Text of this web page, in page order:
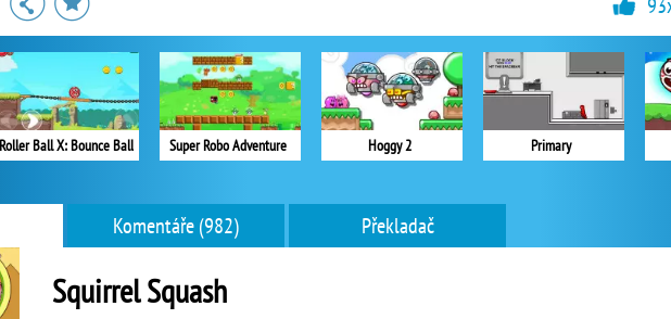
Roller Ball X: Bounce Ball Super Robo Adventure Hoggy 2 Primary
Komentáře (982) Překladač
Squirrel Squash